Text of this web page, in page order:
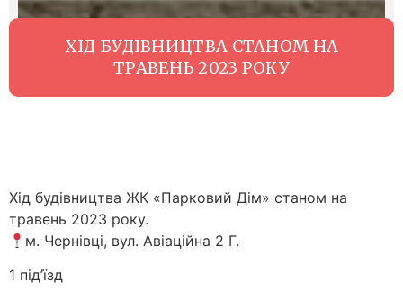
ХІД БУДІВНИЦТВА СТАНОМ НА
ТРАВЕНЬ 2023 РОКУ
Хід будівництва ЖК «Парковий Дім» станом на
травень 2023 року.
м. Чернівці, вул. Авіаційна 2 Г.
1 під’їзд